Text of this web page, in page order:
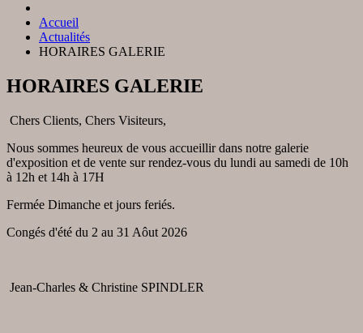
Accueil
Actualités
HORAIRES GALERIE
HORAIRES GALERIE
Chers Clients, Chers Visiteurs,
Nous sommes heureux de vous accueillir dans notre galerie
d'exposition et de vente sur rendez-vous du lundi au samedi de 10h
à 12h et 14h à 17H
Fermée Dimanche et jours feriés.
Congés d'été du 2 au 31 Aôut 2026
Jean-Charles & Christine SPINDLER